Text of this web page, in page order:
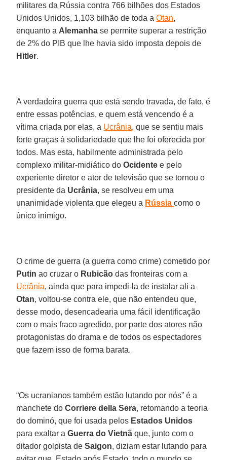
militares da Rússia contra 766 bilhões dos Estados
Unidos Unidos, 1,103 bilhão de toda aOtan,
enquanto a Alemanha se permite superar a restrição
de 2% do PIB que lhe havia sido imposta depois de
Hitler.
A verdadeira guerra que está sendo travada, de fato, é
entre essas potências, e quem está vencendo é a
vítima criada por elas, a Ucrânia, que se sentiu mais
forte graças à solidariedade que lhe foi oferecida por
todos. Mas esta, habilmente administrada pelo
complexo militar-midiático doOcidente e pelo
experiente diretor e ator de televisão que se tornou o
presidente da Ucrânia, se resolveu em uma
unanimidade violenta que elegeu a Rússia como o
único inimigo.
O crime de guerra (a guerra como crime) cometido por
Putin ao cruzar o Rubicão das fronteiras com a
Ucrânia, ainda que para impedi-la de instalar ali a
Otan, voltou-se contra ele, que não entendeu que,
desse modo, desencadearia uma fácil identificação
com o mais fraco agredido, por parte dos atores não
protagonistas do drama e de todos os espectadores
que fazem isso de forma barata.
“Os ucranianos também estão lutando por nós” é a
manchete doCorriere della Sera, retomando a teoria
do dominó, que foi usada pelos Estados Unidos
para exaltar aGuerra do Vietnã que, junto com o
ditador golpista deSaigon, diziam estar lutando para